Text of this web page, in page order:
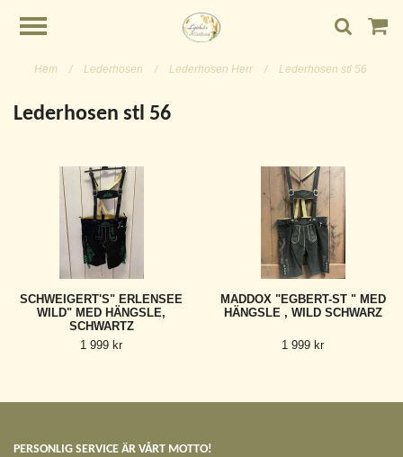
Hem / Lederhosen / Lederhosen Herr / Lederhosen stl 56
Lederhosen stl 56
SCHWEIGERT'S" ERLENSEE
WILD" MED HÄNGSLE,
SCHWARTZ
1 999 kr
MADDOX "EGBERT-ST " MED
HÄNGSLE , WILD SCHWARZ
1 999 kr
PERSONLIG SERVICE ÄR VÅRT MOTTO!